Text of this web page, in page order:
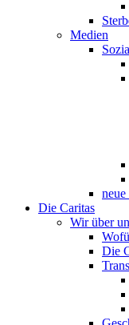
Medien
neue
Die Caritas
Wir über
Die